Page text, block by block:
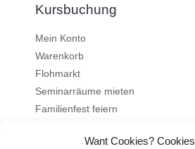
Want Cookies? Cookies
Kursbuchung
Mein Konto
Warenkorb
Flohmarkt
Seminarräume mieten
Familienfest feiern